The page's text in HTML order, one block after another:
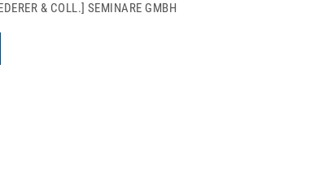
& COLL.] SEMINARE GMBH